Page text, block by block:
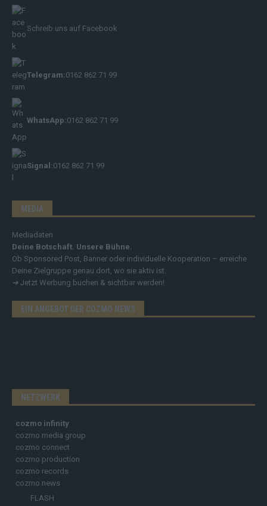
Schreib uns auf Facebook
Telegram:0162 862 71 99
WhatsApp:0162 862 71 99
Signal:0162 862 71 99
MEDIA
Mediadaten
Deine Botschaft. Unsere Bühne.
Ob Sponsored Post, Banner oder individuelle Kooperation – erreiche
Deine Zielgruppe genau dort, wo sie aktiv ist.
➔ Jetzt Werbung buchen & sichtbar werden!
EIN ANGEBOT DER COZMO NEWS
NETZWERK
cozmo infinity
cozmo media group
cozmo connect
cozmo production
cozmo records
cozmo news
FLASH